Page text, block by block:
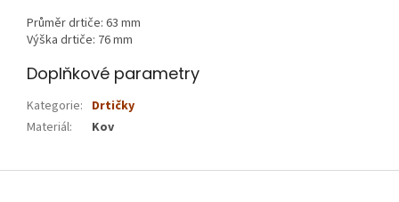
Průměr drtiče: 63 mm
Výška drtiče: 76 mm
Doplňkové parametry
Kategorie: Drtičky
Materiál: Kov
Z